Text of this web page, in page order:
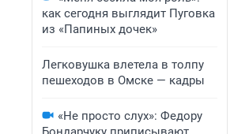
как сегодня выглядит Пуговка
из «Папиных дочек»
Легковушка влетела в толпу
пешеходов в Омске — кадры
«Не просто слух»: Федору